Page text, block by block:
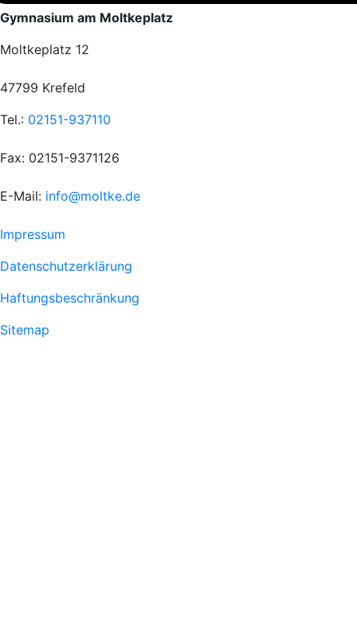
Gymnasium am Moltkeplatz
Moltkeplatz 12
47799 Krefeld
Tel.: 02151-937110
Fax: 02151-9371126
E-Mail: info@moltke.de
Menu
Fußzeile
1
Impressum
Datenschutzerklärung
Haftungsbeschränkung
Sitemap